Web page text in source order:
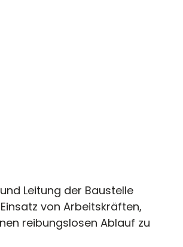
Leitung der Baustelle
von Arbeitskräften,
reibungslosen Ablauf zu